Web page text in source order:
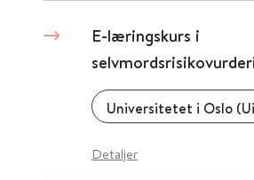
E-læringskurs i
Universitetet i Oslo
Detaljer